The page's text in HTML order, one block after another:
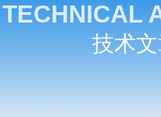
TECHNICAL
技术